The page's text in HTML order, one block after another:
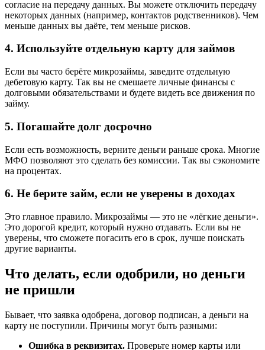
согласие на передачу данных. Вы можете отключить передачу
некоторых данных (например, контактов родственников). Чем
меньше данных вы даёте, тем меньше рисков.
4. Используйте отдельную карту для займов
Если вы часто берёте микрозаймы, заведите отдельную
дебетовую карту. Так вы не смешаете личные финансы с
долговыми обязательствами и будете видеть все движения по
займу.
5. Погашайте долг досрочно
Если есть возможность, верните деньги раньше срока. Многие
МФО позволяют это сделать без комиссии. Так вы сэкономите
на процентах.
6. Не берите займ, если не уверены в доходах
Это главное правило. Микрозаймы — это не «лёгкие деньги».
Это дорогой кредит, который нужно отдавать. Если вы не
уверены, что сможете погасить его в срок, лучше поискать
другие варианты.
Что делать, если одобрили, но деньги
не пришли
Бывает, что заявка одобрена, договор подписан, а деньги на
карту не поступили. Причины могут быть разными:
Ошибка в реквизитах. Проверьте номер карты или